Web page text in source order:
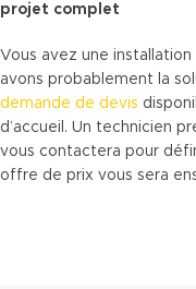
projet complet
Vous avez une
avons probablement la
demande de devis
d’accueil. Un technicien
vous contactera pour
offre de prix vous sera